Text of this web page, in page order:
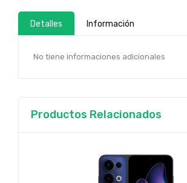
Detalles Información
No tiene informaciones adicionales
Productos Relacionados